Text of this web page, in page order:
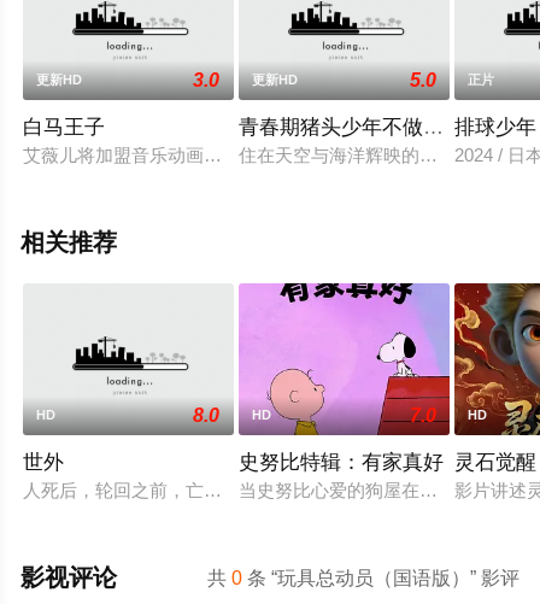
更新HD 3.0
白马王子
艾薇儿将加盟音乐动画电影Charming，与歌手阿什丽·提斯代
更新HD 5.0
青春期猪头少年不做怀梦少女的
住在天空与海洋辉映的城镇“藤泽”的
正片
排球少
2024 / 日
相关推荐
HD 8.0
世外
人死后，轮回之前，亡魂会来到一处奇异之地——“世外”。灵守
HD 7.0
史努比特辑：有家真好
当史努比心爱的狗屋在庭院拍卖会上
HD
灵石觉醒
影片讲述
共0 条 “玩具总动员（国语版）” 影评
影视评论